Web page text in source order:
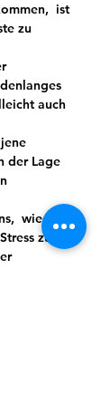
ist
zu
auch
der Lage
wieder
zu